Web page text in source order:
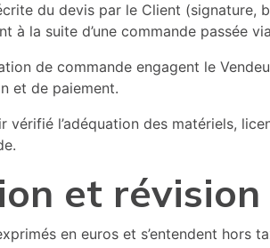
du devis par le Client
à la suite d’une commande passée
de commande engagent le
et de paiement.
l’adéquation des matériels,
et révision
en euros et s’entendent hors